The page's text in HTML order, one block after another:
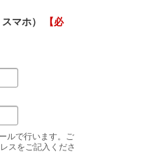
マホ）
【必
ルで行います。ご
スをご記入くださ